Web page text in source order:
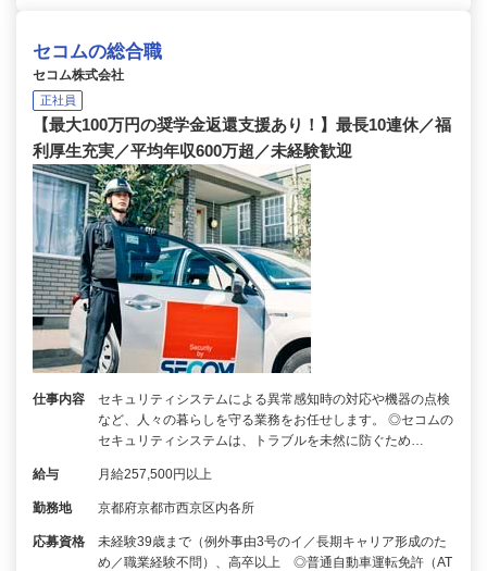
セコムの総合職
セコム株式会社
正社員
【最大100万円の奨学金返還支援あり！】最長10連休／福
利厚生充実／平均年収600万超／未経験歓迎
仕事内容
セキュリティシステムによる異常感知時の対応や機器の点検
など、人々の暮らしを守る業務をお任せします。 ◎セコムの
セキュリティシステムは、トラブルを未然に防ぐため…
給与 月給257,500円以上
勤務地 京都府京都市西京区内各所
応募資格
未経験39歳まで（例外事由3号のイ／長期キャリア形成のた
め／職業経験不問）、高卒以上 ◎普通自動車運転免許（AT